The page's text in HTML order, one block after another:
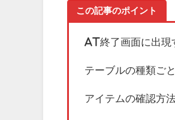
この記事のポイント
AT終了画面に出現
テーブルの種類ご
アイテムの確認方